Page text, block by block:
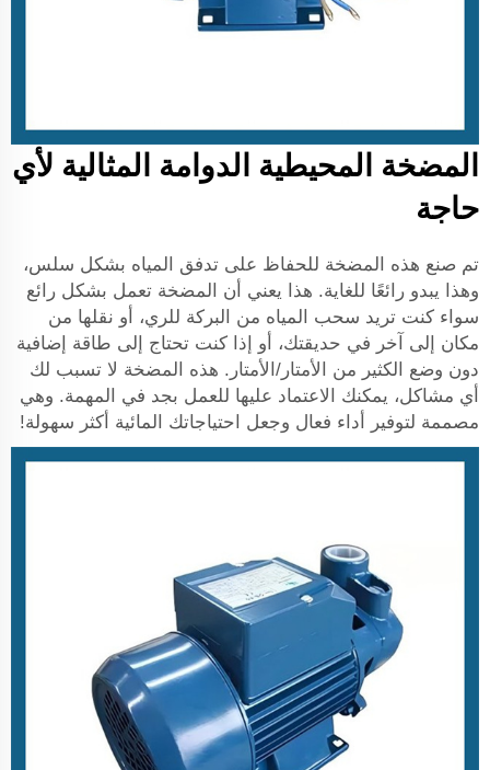
المضخة المحيطية الدوامة المثالية لأي
حاجة
تم صنع هذه المضخة للحفاظ على تدفق المياه بشكل سلس،
وهذا يبدو رائعًا للغاية. هذا يعني أن المضخة تعمل بشكل رائع
سواء كنت تريد سحب المياه من البركة للري، أو نقلها من
مكان إلى آخر في حديقتك، أو إذا كنت تحتاج إلى طاقة إضافية
دون وضع الكثير من الأمتار/الأمتار. هذه المضخة لا تسبب لك
أي مشاكل، يمكنك الاعتماد عليها للعمل بجد في المهمة. وهي
مصممة لتوفير أداء فعال وجعل احتياجاتك المائية أكثر سهولة!